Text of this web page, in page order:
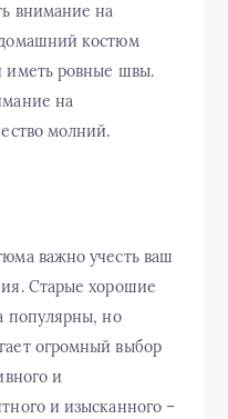
внимание на
костюм
иметь ровные швы.
на
молний.
важно учесть ваш
Старые хорошие
популярны, но
огромный выбор
и
и изысканного –